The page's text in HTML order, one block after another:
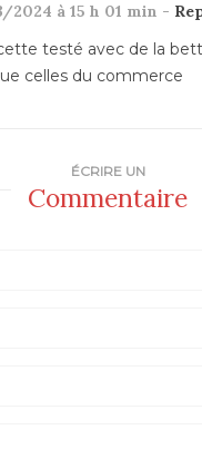
2024 à 15 h 01 min -
testé avec de la
celles du commerce
ÉCRIRE UN
Commentaire